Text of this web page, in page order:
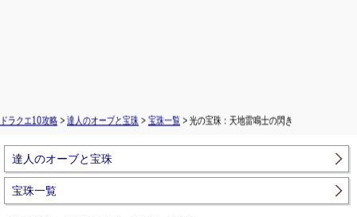
ドラクエ10攻略 > 達人のオーブと宝珠 > 宝珠一覧 > 光の宝珠：天地雷鳴士の閃き
達人のオーブと宝珠
宝珠一覧